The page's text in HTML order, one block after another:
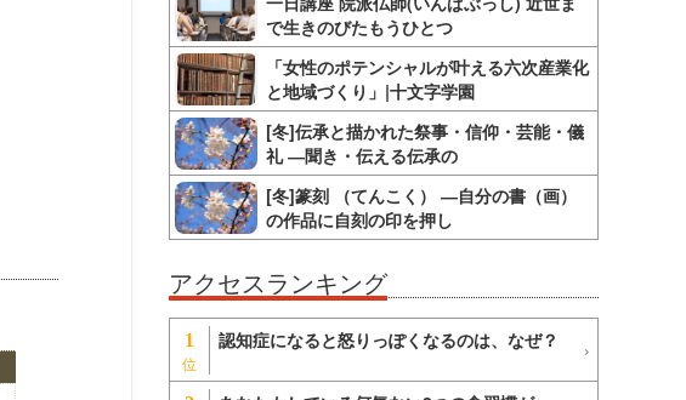
で生きのびたもうひとつ
「女性のポテンシャルが叶える六次産業化
と地域づくり」|十文字学園
[冬]伝承と描かれた祭事・信仰・芸能・儀
礼 ―聞き・伝える伝承の
[冬]篆刻 （てんこく） ―自分の書（画）
の作品に自刻の印を押し
アクセスランキング
1 認知症になると怒りっぽくなるのは、なぜ？